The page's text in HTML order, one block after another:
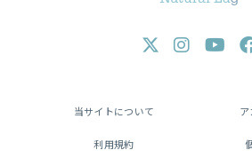
当サイトについて
利用規約